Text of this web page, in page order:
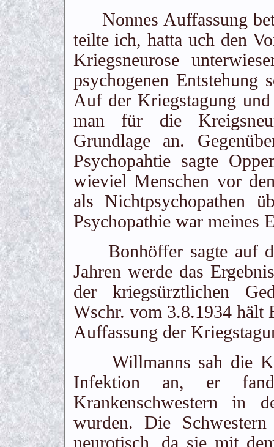
Nonnes Auffassung
teilte ich, hatta uch den
Kriegsneurose
psychogenen Entstehung
Auf der Kriegstagung
man für die
Grundlage an.
Psychopahtie sagte
wieviel Menschen vor
als Nichtpsychopathen
Psychopathie war meines
Bonhöffer sagte auf
Jahren werde das
der kriegsürztlichen
Wschr. vom 3.8.1934 hält
Auffassung der
Willmanns sah die
Infektion an, er
Krankenschwestern in
wurden. Die
neurotisch, da sie mit